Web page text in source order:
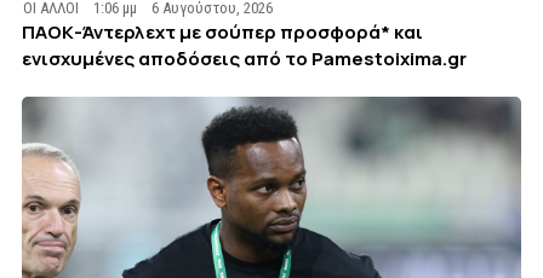
ΟΙ ΑΛΛΟΙ 1:06 μμ 6 Αυγούστου, 2026
ΠΑΟΚ-Άντερλεχτ με σούπερ προσφορά* και
ενισχυμένες αποδόσεις από το Pamestoixima.gr